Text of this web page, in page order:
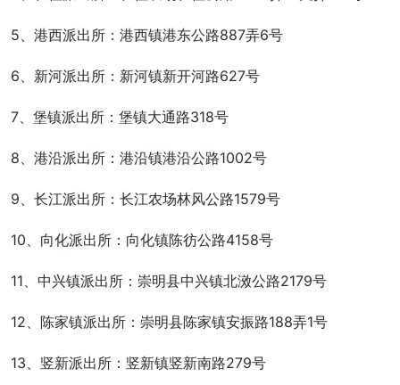
5、港西派出所：港西镇港东公路887弄6号
6、新河派出所：新河镇新开河路627号
7、堡镇派出所：堡镇大通路318号
8、港沿派出所：港沿镇港沿公路1002号
9、长江派出所：长江农场林风公路1579号
10、向化派出所：向化镇陈彷公路4158号
11、中兴镇派出所：崇明县中兴镇北滧公路2179号
12、陈家镇派出所：崇明县陈家镇安振路188弄1号
13、竖新派出所：竖新镇竖新南路279号